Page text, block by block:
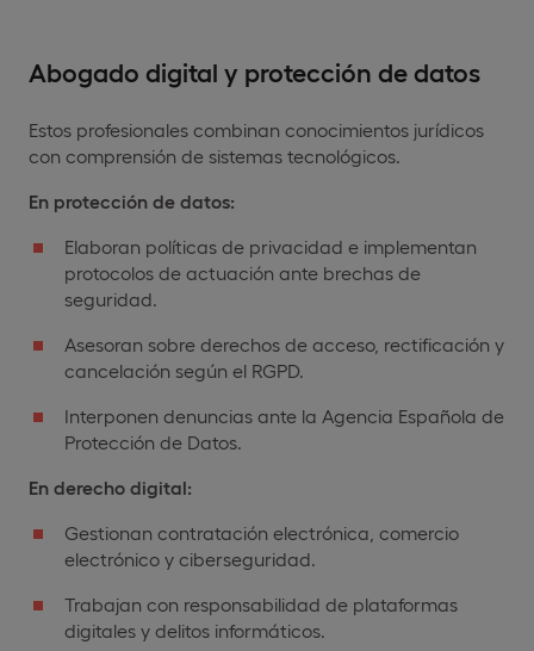
Abogado digital y protección de datos
Estos profesionales combinan conocimientos jurídicos
con comprensión de sistemas tecnológicos.
En protección de datos:
Elaboran políticas de privacidad e implementan
protocolos de actuación ante brechas de
seguridad.
Asesoran sobre derechos de acceso, rectificación y
cancelación según el RGPD.
Interponen denuncias ante la Agencia Española de
Protección de Datos.
En derecho digital:
Gestionan contratación electrónica, comercio
electrónico y ciberseguridad.
Trabajan con responsabilidad de plataformas
digitales y delitos informáticos.